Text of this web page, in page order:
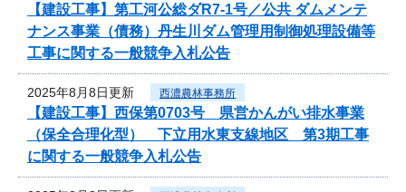
【建設工事】第工河公総ダR7-1号／公共 ダムメンテ
ナンス事業（債務）丹生川ダム管理用制御処理設備等
工事に関する一般競争入札公告
2025年8月8日更新 西濃農林事務所
【建設工事】西保第0703号 県営かんがい排水事業
（保全合理化型） 下立用水東支線地区 第3期工事
に関する一般競争入札公告